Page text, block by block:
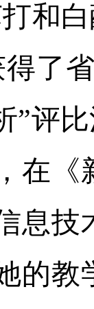
和
了
”评
在《
息
的